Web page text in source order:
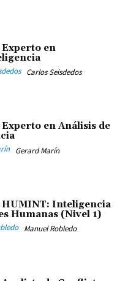
Experto en
Carlos Seisdedos
Experto en Análisis de
Gerard Marín
HUMINT: Inteligencia
Humanas (Nivel 1)
Manuel Robledo